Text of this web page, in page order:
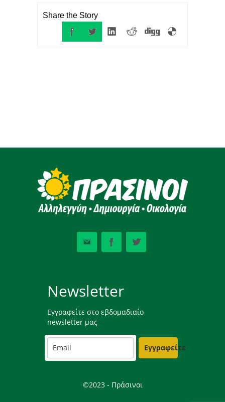
Share the Story
Newsletter
Εγγραφείτε στο εβδομαδιαίο
newsletter μας
Εγγραφείτε
©2023 - Πράσινοι